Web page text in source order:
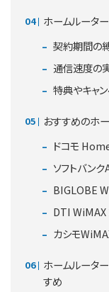
ホームルータ
契約期間の
通信速度の
特典やキャ
おすすめのホ
ドコモ
ソフトバン
BIGLOBE
DTI WiMAX
カシモ
ホームルータ
すめ